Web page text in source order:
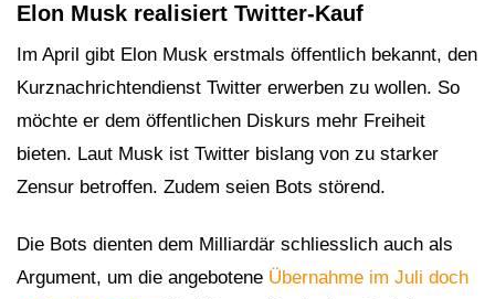
Elon Musk realisiert Twitter-Kauf
Im April gibt Elon Musk erstmals öffentlich bekannt, den
Kurznachrichtendienst Twitter erwerben zu wollen. So
möchte er dem öffentlichen Diskurs mehr Freiheit
bieten. Laut Musk ist Twitter bislang von zu starker
Zensur betroffen. Zudem seien Bots störend.
Die Bots dienten dem Milliardär schliesslich auch als
Argument, um die angebotene Übernahme im Juli doch